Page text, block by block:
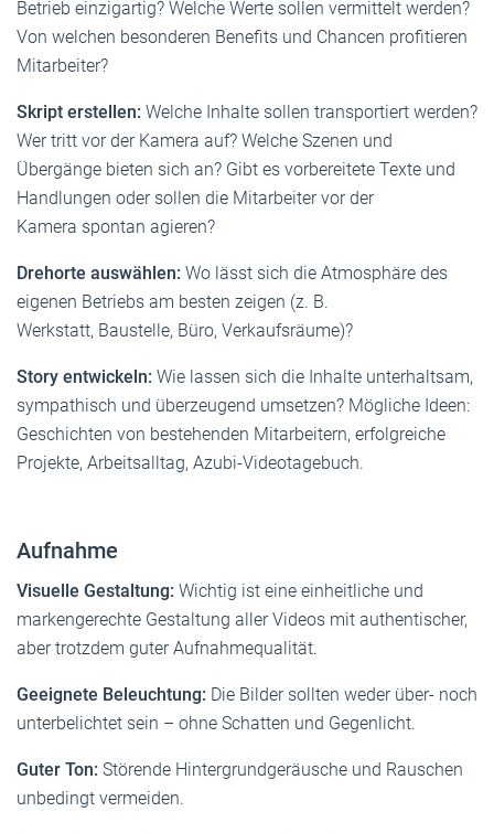
Betrieb einzigartig? Welche Werte sollen vermittelt werden?
Von welchen besonderen Benefits und Chancen profitieren
Mitarbeiter?
Skript erstellen: Welche Inhalte sollen transportiert werden?
Wer tritt vor der Kamera auf? Welche Szenen und
Übergänge bieten sich an? Gibt es vorbereitete Texte und
Handlungen oder sollen die Mitarbeiter vor der
Kamera spontan agieren?
Drehorte auswählen: Wo lässt sich die Atmosphäre des
eigenen Betriebs am besten zeigen (z. B.
Werkstatt, Baustelle, Büro, Verkaufsräume)?
Story entwickeln: Wie lassen sich die Inhalte unterhaltsam,
sympathisch und überzeugend umsetzen? Mögliche Ideen:
Geschichten von bestehenden Mitarbeitern, erfolgreiche
Projekte, Arbeitsalltag, Azubi-Videotagebuch.
Aufnahme
Visuelle Gestaltung: Wichtig ist eine einheitliche und
markengerechte Gestaltung aller Videos mit authentischer,
aber trotzdem guter Aufnahmequalität.
Geeignete Beleuchtung: Die Bilder sollten weder über- noch
unterbelichtet sein – ohne Schatten und Gegenlicht.
Guter Ton: Störende Hintergrundgeräusche und Rauschen
unbedingt vermeiden.